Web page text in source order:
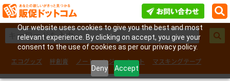
Our website uses cookies to give you the best and most
relevant experience. By clicking on accept, you give your
consent to the use of cookies as per our privacy policy.
Deny Accept
エコグッズ 絆創膏 ノート レジャーシート
マスキングテープ
フェイスシール